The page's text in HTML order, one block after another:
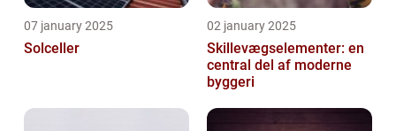
07 january 2025
Solceller
02 january 2025
Skillevægselementer: en
central del af moderne
byggeri